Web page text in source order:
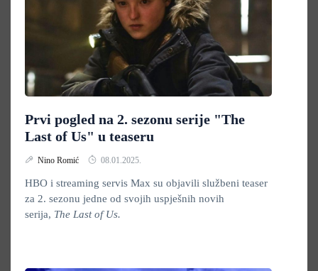
Prvi pogled na 2. sezonu serije "The
Last of Us" u teaseru
Nino Romić 08.01.2025.
HBO i streaming servis Max su objavili službeni teaser
za 2. sezonu jedne od svojih uspješnih novih
serija, The Last of Us.